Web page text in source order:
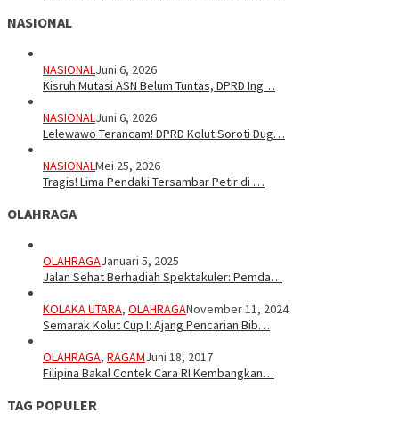
NASIONAL
NASIONALJuni 6, 2026
Kisruh Mutasi ASN Belum Tuntas, DPRD Ing…
NASIONALJuni 6, 2026
Lelewawo Terancam! DPRD Kolut Soroti Dug…
NASIONALMei 25, 2026
Tragis! Lima Pendaki Tersambar Petir di …
OLAHRAGA
OLAHRAGAJanuari 5, 2025
Jalan Sehat Berhadiah Spektakuler: Pemda…
KOLAKA UTARA, OLAHRAGANovember 11, 2024
Semarak Kolut Cup I: Ajang Pencarian Bib…
OLAHRAGA, RAGAMJuni 18, 2017
Filipina Bakal Contek Cara RI Kembangkan…
TAG POPULER